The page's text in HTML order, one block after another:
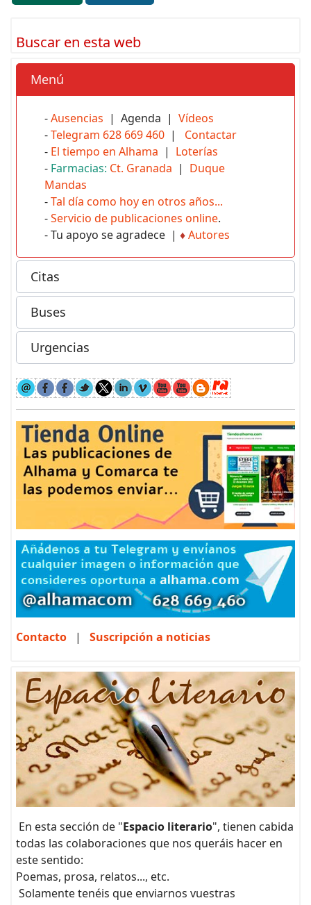
Buscar en esta web
Menú
-Ausencias | Agenda | Vídeos
-Telegram 628 669 460 | Contactar
- El tiempo en Alhama | Loterías
- Farmacias: Ct. Granada | Duque
Mandas
-Tal día como hoy en otros años...
-Servicio de publicaciones online.
- Tu apoyo se agradece | ♦Autores
Citas
Buses
Urgencias
Contacto | Suscripción a noticias
En esta sección de "Espacio literario", tienen cabida
todas las colaboraciones que nos queráis hacer en
este sentido:
Poemas, prosa, relatos..., etc.
Solamente tenéis que enviarnos vuestras